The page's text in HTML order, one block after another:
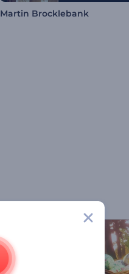
Martin Brocklebank